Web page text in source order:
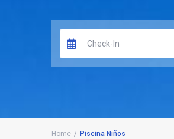
Home Piscina Niños